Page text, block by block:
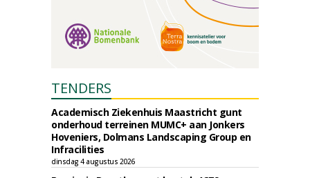
TENDERS
Academisch Ziekenhuis Maastricht gunt
onderhoud terreinen MUMC+ aan Jonkers
Hoveniers, Dolmans Landscaping Group en
Infracilities
dinsdag 4 augustus 2026